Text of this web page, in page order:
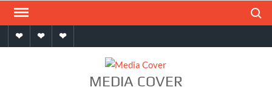
Skip
contentHomeAboutContact
MEDIA COVER